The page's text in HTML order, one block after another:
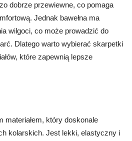
dobrze przewiewne, co pomaga
Jednak bawełna ma
wilgoci, co może prowadzić do
Dlatego warto wybierać skarpetki
które zapewnią lepsze
materiałem, który doskonale
kolarskich. Jest lekki, elastyczny i